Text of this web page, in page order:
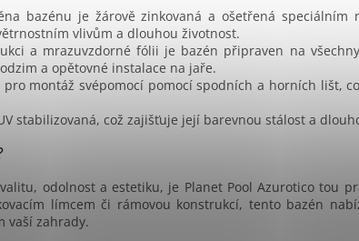
bazénu je žárově zinkovaná a ošetřená speciálním
vlivům a dlouhou životnost.
a mrazuvzdorné fólii je bazén připraven na
a opětovné instalace na jaře.
pro montáž svépomocí pomocí spodních a horních lišt,
stabilizovaná, což zajišťuje její barevnou stálost a
odolnost a estetiku, je Planet Pool Azurotico tou
límcem či rámovou konstrukcí, tento bazén
vaší zahrady.